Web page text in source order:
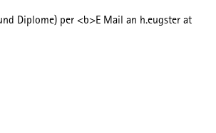
Diplome) per <b>E Mail an h.eugster at